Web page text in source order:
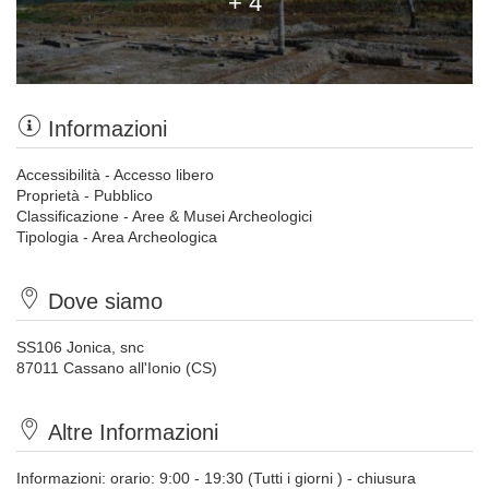
Informazioni
Accessibilità - Accesso libero
Proprietà - Pubblico
Classificazione - Aree & Musei Archeologici
Tipologia - Area Archeologica
Dove siamo
SS106 Jonica, snc
87011 Cassano all'Ionio (CS)
Altre Informazioni
Informazioni: orario: 9:00 - 19:30 (Tutti i giorni ) - chiusura